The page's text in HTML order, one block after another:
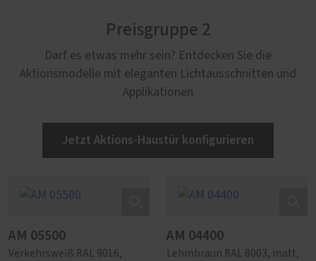
Preisgruppe 2
Darf es etwas mehr sein? Entdecken Sie die
Aktionsmodelle mit eleganten Lichtausschnitten und
Applikationen
Jetzt Aktions-Haustür konfigurieren
AM 05500
Verkehrsweiß RAL 9016,
AM 04400
Lehmbraun RAL 8003, matt,